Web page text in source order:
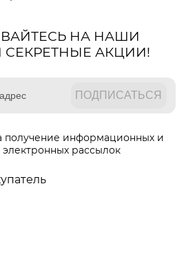
НА НАШИ
АКЦИИ!
получение информационных и
рассылок